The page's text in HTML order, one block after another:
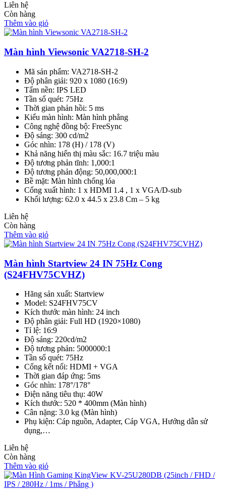
Liên hệ
Còn hàng
Thêm vào giỏ
Màn hình Viewsonic VA2718-SH-2
Mã sản phẩm: VA2718-SH-2
Độ phân giải: 920 x 1080 (16:9)
Tấm nền: IPS LED
Tần số quét: 75Hz
Thời gian phản hồi: 5 ms
Kiểu màn hình: Màn hình phẳng
Công nghệ đồng bộ: FreeSync
Độ sáng: 300 cd/m2
Góc nhìn: 178 (H) / 178 (V)
Khả năng hiển thị màu sắc: 16.7 triệu màu
Độ tương phản tĩnh: 1,000:1
Độ tương phản động: 50,000,000:1
Bề mặt: Màn hình chống lóa
Cổng xuất hình: 1 x HDMI 1.4 , 1 x VGA/D-sub
Khối lượng: 62.0 x 44.5 x 23.8 Cm – 5 kg
Liên hệ
Còn hàng
Thêm vào giỏ
Màn hình Startview 24 IN 75Hz Cong
(S24FHV75CVHZ)
Hãng sản xuất: Startview
Model: S24FHV75CV
Kích thước màn hình: 24 inch
Độ phân giải: Full HD (1920×1080)
Tỉ lệ: 16:9
Độ sáng: 220cd/m2
Độ tương phản: 5000000:1
Tần số quét: 75Hz
Cổng kết nối: HDMI + VGA
Thời gian đáp ứng: 5ms
Góc nhìn: 178°/178°
Điện năng tiêu thụ: 40W
Kích thước: 520 * 400mm (Màn hình)
Cân nặng: 3.0 kg (Màn hình)
Phụ kiện: Cáp nguồn, Adapter, Cáp VGA, Hướng dẫn sử
dụng,…
Liên hệ
Còn hàng
Thêm vào giỏ